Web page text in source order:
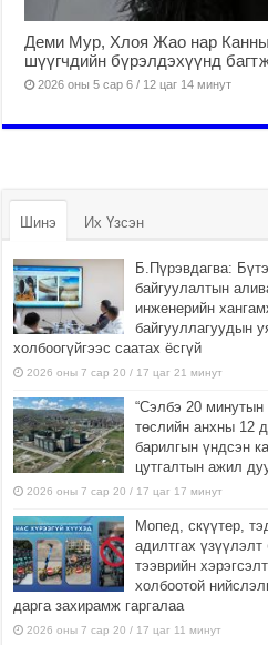
Деми Мур, Хлоя Жао нар
шүүгчдийн бүрэлдэхүүнд
2026 оны 5 сар 6 / 12 цаг 14 минут
Шинэ Их Үзсэн
Б.Пүрэвдагва:
байгуулалтын
инженерийн
байгууллагуудын
холбоогүйгээс саатах ёсгүй
2026 оны 7 сар 20 / 17 цаг 21 минут
“Сэлбэ 20 минутын
төслийн анхны 12
барилгын үндсэн
цутгалтын ажил
2026 оны 7 сар 20 / 17 цаг 17 минут
Мопед, скүүтер,
адилтгах үзүүлэлт
тээврийн
холбоотой
дарга захирамж гаргалаа
2026 оны 7 сар 20 / 17 цаг 11 минут